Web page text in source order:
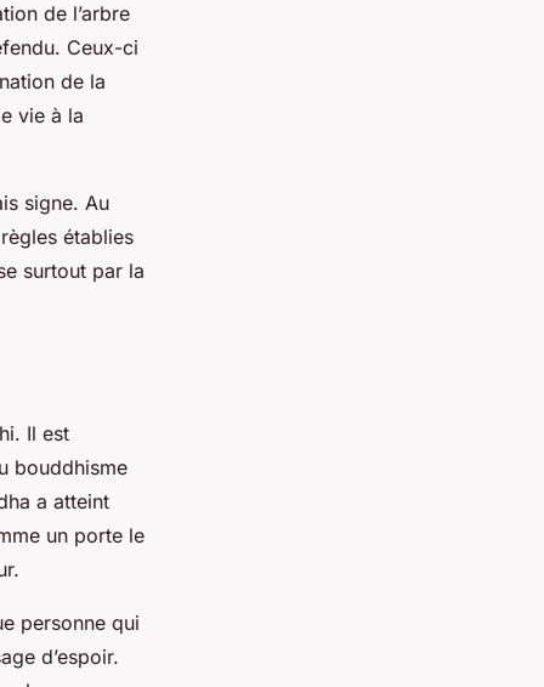
de l’arbre
Ceux-ci
de la
vie à la
signe. Au
établies
surtout par la
Il est
bouddhisme
a atteint
un porte le
personne qui
d’espoir.